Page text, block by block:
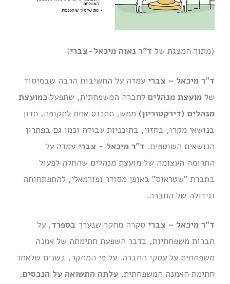
(מתוך המצגת של ד"ר נאוה מיכאל-צברי)
ד"ר מיכאל – צברי עמדה על החשיבות הרבה שבמיסוד
של מועצת מנהלים לחברה המשפחתית, שתפעל כמועצת
מנהלים (דירקטוריון) ממש, תתכנס אחת לתקופה, תדון
בנושאי מקרו, בחזון, בתוכניות עבודה וכמו גם בפתרון
הנושאים השוטפים. ד"ר מיכאל – צברי עמדה על
התרומה העצומה של מועצת מנהלים שהחלה לפעול
בחברת "שטראוס" באופן מסודר ופורמאלי, להתפתחותה
וגידולה של החברה.
ד"ר מיכאל – צברי סקרה מחקר שנערך בספרד, על
חברות משפחתיות, בדבר השפעת חתימתה של אמנה
משפחתית על עסקי החברה. על פי המחקר, בשנים שלאחר
חתימת האמנה המשפחתית, עלתה התשואה על הנכסים,